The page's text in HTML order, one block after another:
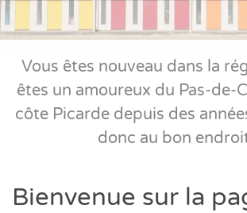
Vous êtes nouveau dans la
êtes un amoureux du Pas-de-
côte Picarde depuis des
donc au bon
Bienvenue sur la